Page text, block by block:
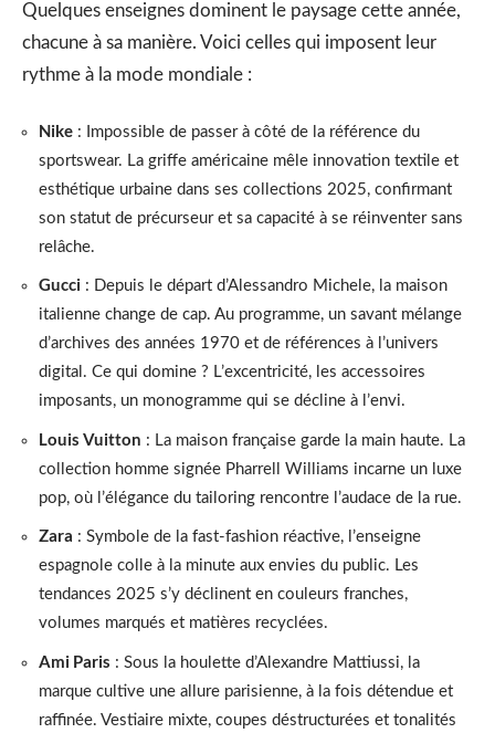
Quelques enseignes dominent le paysage cette année,
chacune à sa manière. Voici celles qui imposent leur
rythme à la mode mondiale :
Nike : Impossible de passer à côté de la référence du
sportswear. La griffe américaine mêle innovation textile et
esthétique urbaine dans ses collections 2025, confirmant
son statut de précurseur et sa capacité à se réinventer sans
relâche.
Gucci : Depuis le départ d’Alessandro Michele, la maison
italienne change de cap. Au programme, un savant mélange
d’archives des années 1970 et de références à l’univers
digital. Ce qui domine ? L’excentricité, les accessoires
imposants, un monogramme qui se décline à l’envi.
Louis Vuitton : La maison française garde la main haute. La
collection homme signée Pharrell Williams incarne un luxe
pop, où l’élégance du tailoring rencontre l’audace de la rue.
Zara : Symbole de la fast-fashion réactive, l’enseigne
espagnole colle à la minute aux envies du public. Les
tendances 2025 s’y déclinent en couleurs franches,
volumes marqués et matières recyclées.
Ami Paris : Sous la houlette d’Alexandre Mattiussi, la
marque cultive une allure parisienne, à la fois détendue et
raffinée. Vestiaire mixte, coupes déstructurées et tonalités